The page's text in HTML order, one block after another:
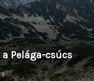
a Pelága-csúcs